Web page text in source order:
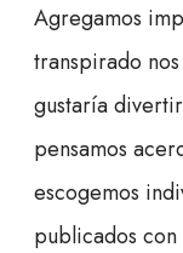
Agregamos
transpirado
gustaría
pensamos
escogemos
publicados